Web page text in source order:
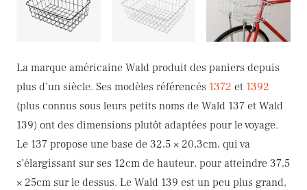
La marque américaine Wald produit des paniers depuis
plus d’un siècle. Ses modèles référencés 1372 et 1392
(plus connus sous leurs petits noms de Wald 137 et Wald
139) ont des dimensions plutôt adaptées pour le voyage.
Le 137 propose une base de 32,5 × 20,3cm, qui va
s’élargissant sur ses 12cm de hauteur, pour atteindre 37,5
× 25cm sur le dessus. Le Wald 139 est un peu plus grand,